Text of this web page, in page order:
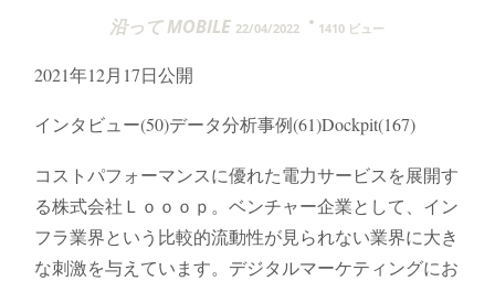
沿って MOBILE 22/04/2022 1410 ビュー
2021年12月17日公開
インタビュー(50)データ分析事例(61)Dockpit(167)
コストパフォーマンスに優れた電力サービスを展開す
る株式会社Ｌｏｏｏｐ。ベンチャー企業として、イン
フラ業界という比較的流動性が見られない業界に大き
な刺激を与えています。デジタルマーケティングにお